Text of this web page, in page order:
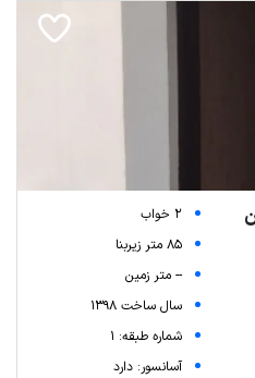
2 خواب
85 متر زیربنا
-- متر زمین
سال ساخت 1398
شماره طبقه: 1
آسانسور: دارد